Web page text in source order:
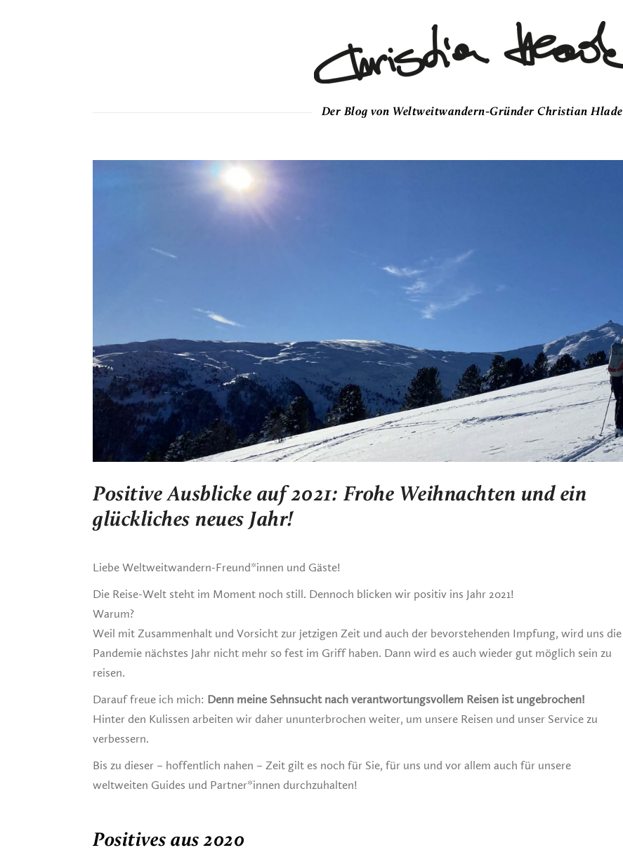
Der Blog von Weltweitwandern-Gründer Christian Hlade
Positive Ausblicke auf 2021: Frohe Weihnachten und ein
glückliches neues Jahr!
Liebe Weltweitwandern-Freund*innen und Gäste!
Die Reise-Welt steht im Moment noch still. Dennoch blicken wir positiv ins Jahr 2021!
Warum?
Weil mit Zusammenhalt und Vorsicht zur jetzigen Zeit und auch der bevorstehenden Impfung, wird uns die
Pandemie nächstes Jahr nicht mehr so fest im Griff haben. Dann wird es auch wieder gut möglich sein zu
reisen.
Darauf freue ich mich: Denn meine Sehnsucht nach verantwortungsvollem Reisen ist ungebrochen!
Hinter den Kulissen arbeiten wir daher ununterbrochen weiter, um unsere Reisen und unser Service zu
verbessern.
Bis zu dieser – hoffentlich nahen – Zeit gilt es noch für Sie, für uns und vor allem auch für unsere
weltweiten Guides und Partner*innen durchzuhalten!
Positives aus 2020